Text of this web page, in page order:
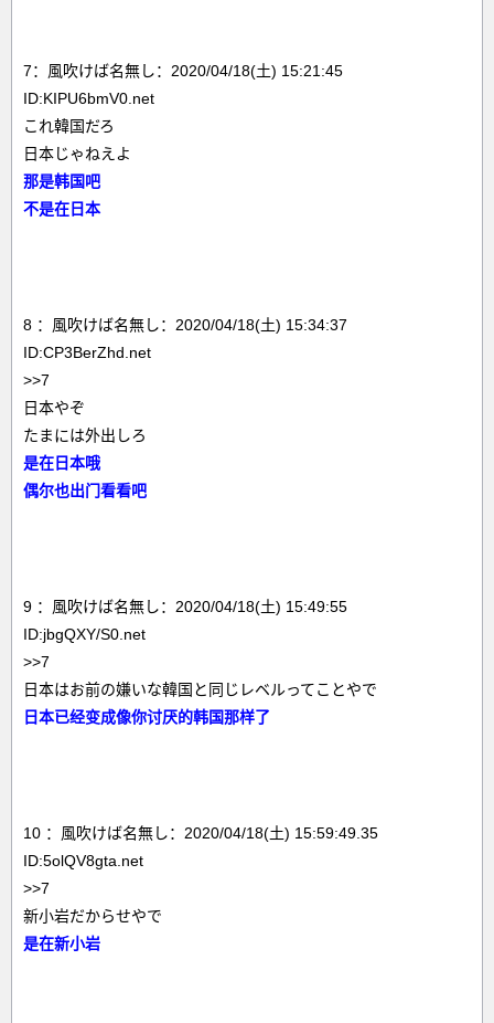
7：風吹けば名無し：2020/04/18(土) 15:21:45
ID:KIPU6bmV0.net
これ韓国だろ
日本じゃねえよ
那是韩国吧
不是在日本
8 ：風吹けば名無し：2020/04/18(土) 15:34:37
ID:CP3BerZhd.net
>>7
日本やぞ
たまには外出しろ
是在日本哦
偶尔也出门看看吧
9 ：風吹けば名無し：2020/04/18(土) 15:49:55
ID:jbgQXY/S0.net
>>7
日本はお前の嫌いな韓国と同じレベルってことやで
日本已经变成像你讨厌的韩国那样了
10 ：風吹けば名無し：2020/04/18(土) 15:59:49.35
ID:5olQV8gta.net
>>7
新小岩だからせやで
是在新小岩